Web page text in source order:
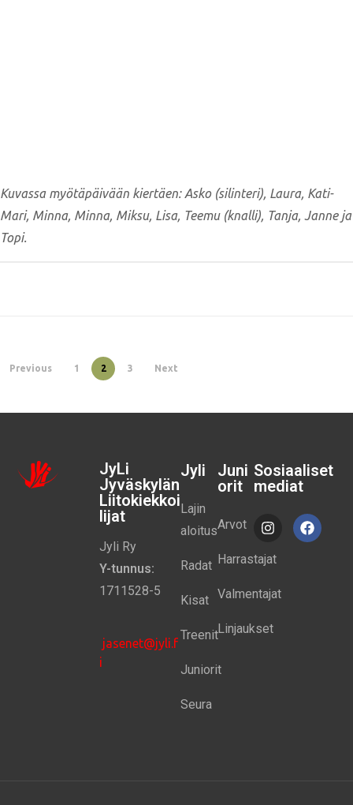
Kuvassa myötäpäivään kiertäen: Asko (silinteri), Laura, Kati-
Mari, Minna, Minna, Miksu, Lisa, Teemu (knalli), Tanja, Janne ja
Topi.
Previous 1 2 3 Next
JyLi
Jyväskylän
Liitokiekkoi
lijat
Jyli Ry
Y-tunnus:
1711528-5
jasenet@jyli.f
i
Jyli
Lajin
aloitus
Radat
Kisat
Treenit
Juniorit
Seura
Juni
orit
Arvot
Harrastajat
Valmentajat
Linjaukset
Sosiaaliset
mediat